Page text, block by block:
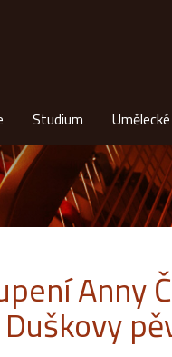
Studium
Anny